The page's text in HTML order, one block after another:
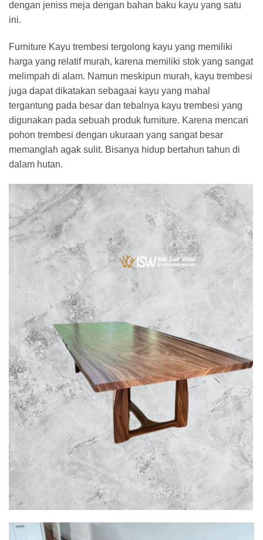
dengan jeniss meja dengan bahan baku kayu yang satu
ini.
Furniture Kayu trembesi tergolong kayu yang memiliki
harga yang relatif murah, karena memiliki stok yang sangat
melimpah di alam. Namun meskipun murah, kayu trembesi
juga dapat dikatakan sebagaai kayu yang mahal
tergantung pada besar dan tebalnya kayu trembesi yang
digunakan pada sebuah produk furniture. Karena mencari
pohon trembesi dengan ukuraan yang sangat besar
memanglah agak sulit. Bisanya hidup bertahun tahun di
dalam hutan.